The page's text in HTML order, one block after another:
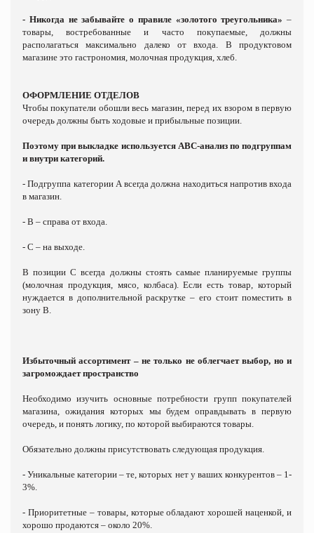
- Никогда не забывайте о правиле «золотого треугольника» –
товары, востребованные и часто покупаемые, должны
располагаться максимально далеко от входа. В продуктовом
магазине это гастрономия, молочная продукция, хлеб.
ОФОРМЛЕНИЕ ОТДЕЛОВ
Чтобы покупатели обошли весь магазин, перед их взором в первую
очередь должны быть ходовые и прибыльные позиции.
Поэтому при выкладке используется АВС-анализ по подгруппам
и внутри категорий.
- Подгруппа категории А всегда должна находиться напротив входа
в магазин.
- В – справа от входа.
- С – на выходе.
В позиции С всегда должны стоять самые планируемые группы
(молочная продукция, мясо, колбаса). Если есть товар, который
нуждается в дополнительной раскрутке – его стоит поместить в
зону В.
Избыточный ассортимент – не только не облегчает выбор, но и
загромождает пространство
Необходимо изучить основные потребности групп покупателей
магазина, ожидания которых мы будем оправдывать в первую
очередь, и понять логику, по которой выбираются товары.
Обязательно должны присутствовать следующая продукция.
- Уникальные категории – те, которых нет у ваших конкурентов – 1-
3%.
- Приоритетные – товары, которые обладают хорошей наценкой, и
хорошо продаются – около 20%.